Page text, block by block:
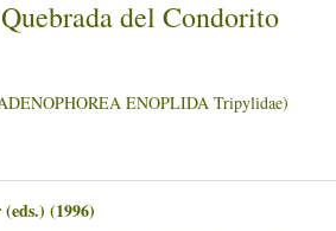
del Condorito
ENOPLIDA Tripylidae)
(1996)